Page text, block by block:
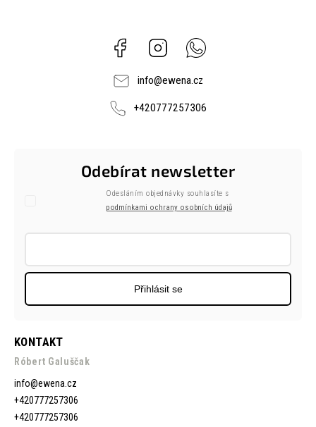
Facebook Instagram
info@ewena.cz
+420777257306
KONTAKT
Róbert Galuščak
info@ewena.cz
+420777257306
+420777257306
Odebírat newsletter
Odesláním objednávky souhlasíte s
podmínkami ochrany osobních údajů
Přihlásit se